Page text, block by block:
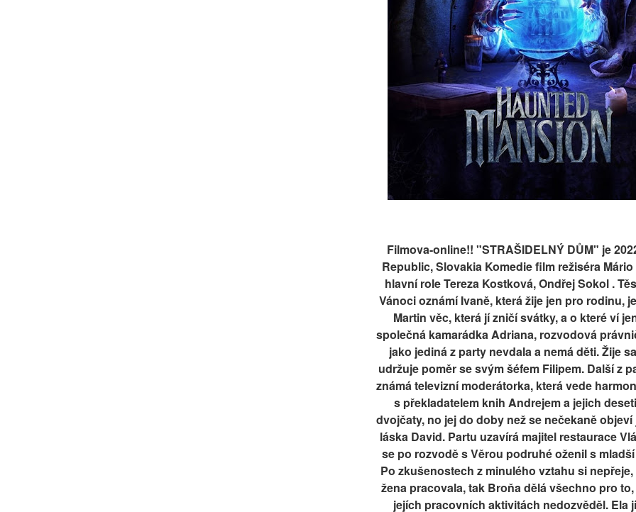
Filmova-online!! "STRAŠIDELNÝ DŮM" je
Republic, Slovakia Komedie film režiséra
hlavní role Tereza Kostková, Ondřej Sokol .
Vánoci oznámí Ivaně, která žije jen pro rodinu,
Martin věc, která jí zničí svátky, a o které ví
společná kamarádka Adriana, rozvodová
jako jediná z party nevdala a nemá děti. Žije
udržuje poměr se svým šéfem Filipem. Další z
známá televizní moderátorka, která vede
s překladatelem knih Andrejem a jejich
dvojčaty, no jej do doby než se nečekaně
láska David. Partu uzavírá majitel restaurace
se po rozvodě s Věrou podruhé oženil s
Po zkušenostech z minulého vztahu si
žena pracovala, tak Broňa dělá všechno pro
jejích pracovních aktivitách nedozvěděl. Ela